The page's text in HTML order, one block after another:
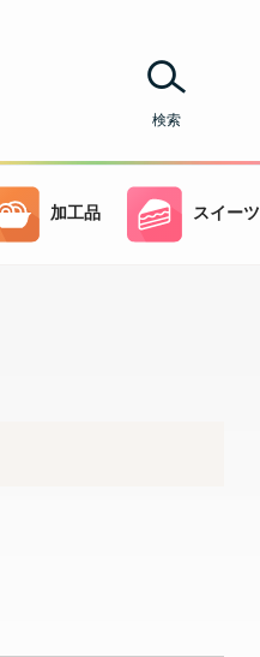
検索
加工品 スイーツ